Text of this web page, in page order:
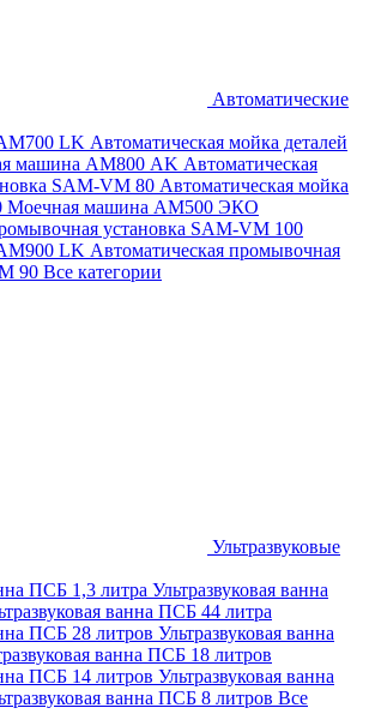
Автоматические
LK Автоматическая мойка деталей
машина АМ800 AK Автоматическая
SAM-VM 80 Автоматическая мойка
Моечная машина АМ500 ЭКО
установка SAM-VM 100
LK Автоматическая промывочная
90 Все категории
Ультразвуковые
ПСБ 1,3 литра Ультразвуковая ванна
ванна ПСБ 44 литра
ПСБ 28 литров Ультразвуковая ванна
ванна ПСБ 18 литров
ПСБ 14 литров Ультразвуковая ванна
ванна ПСБ 8 литров Все